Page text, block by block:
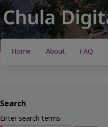
Home About FAQ
Search
Enter search terms: